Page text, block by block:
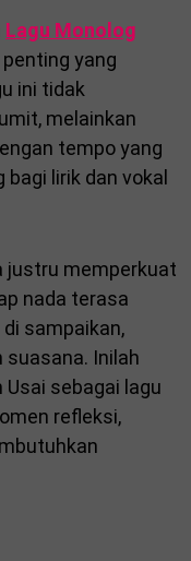
Lagu Monolog
yang
ini tidak
melainkan
tempo yang
lirik dan vokal
justru memperkuat
nada terasa
sampaikan,
Inilah
sebagai lagu
refleksi,